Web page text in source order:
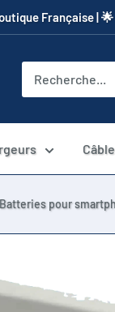
Française |
Batteries pour